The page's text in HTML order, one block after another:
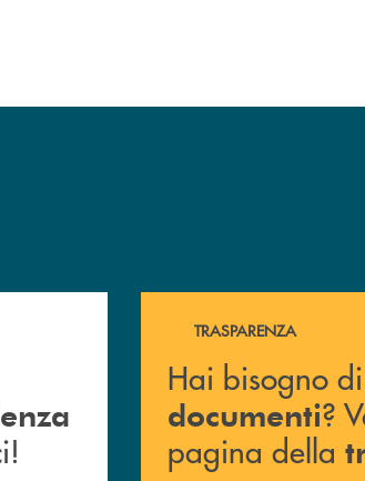
Contattaci! Hai bisogno di alcuni
TRASPARENZA
Hai bisogno
documenti?
pagina della